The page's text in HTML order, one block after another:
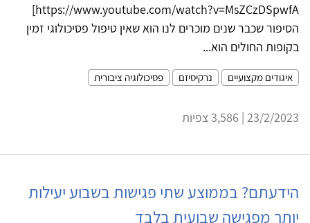
https://www.youtube.com/watch?v=MsZCzDSpwfA]
הסיפור שכבר שנים מוכרים לנו הוא שאין טיפול פסיכולוגי זמין
בקופות החולים הוא...
איגודים מקצועיים נרקיסיזם פסיכולוגיה ציבורית
23/2/2023 | 3,586 צפיות
הידעתם? בממוצע שתי פגישות בשבוע יעילות
יותר מפגישה שבועית בלבד